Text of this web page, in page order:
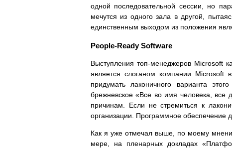
одной последовательной сессии, но
мечутся из одного зала в другой,
единственным выходом из положения
People-Ready Software
Выступления топ-менеджеров Microsoft
является слоганом компании Microsoft
придумать лаконичного варианта
брежневское «Все во имя человека, все
причинам. Если не стремиться к
организации. Программное обеспечение
Как я уже отмечал выше, по моему
мере, на пленарных докладах